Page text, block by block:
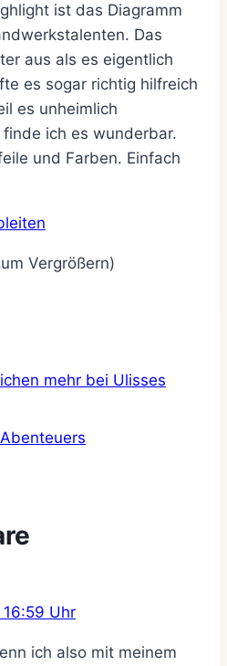
ist das Diagramm
Das
aus als es eigentlich
es sogar richtig hilfreich
es unheimlich
ich es wunderbar.
und Farben. Einfach
Vergrößern)
mehr bei Ulisses
Uhr
ich also mit meinem